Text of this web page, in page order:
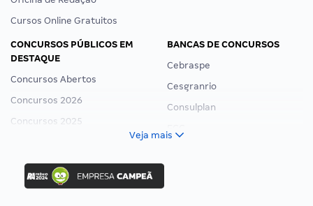
Cursos Online Gratuitos
CONCURSOS PÚBLICOS EM
DESTAQUE
Concursos Abertos
Concursos 2026
Concursos 2025
Concurso Ibama
Concurso MPU
BANCAS DE CONCURSOS
Cebraspe
Cesgranrio
Consulplan
Veja mais